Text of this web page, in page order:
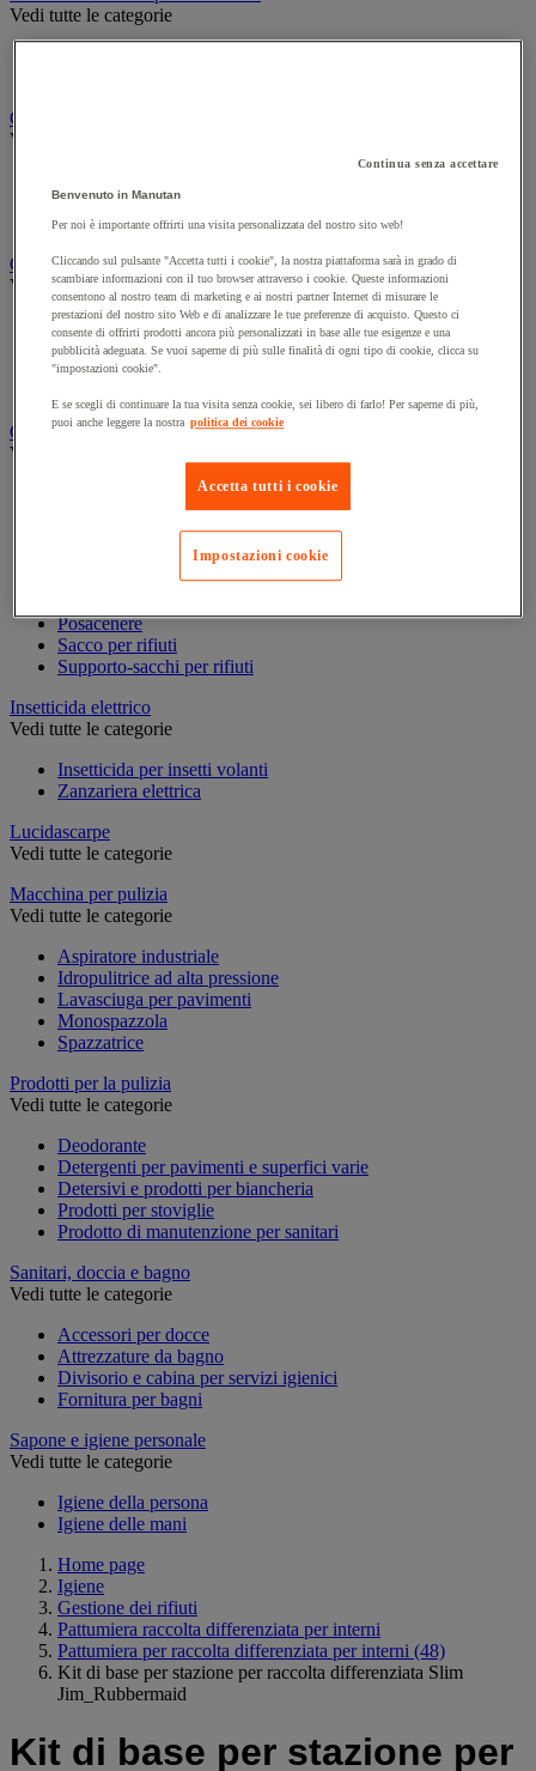
Vedi tutte le categorie
Carrello e secchio per pulizie
Vedi tutte le categorie
Carrello per pulizie
Secchio per pulizie
Carta igienica e fazzoletti
Vedi tutte le categorie
Distributore di carta igienica
Fazzoletti di carta
Rotolo formato maxi
Gestione dei rifiuti
Vedi tutte le categorie
Pattumiera per interni ed esterni
Pattumiera per la raccolta differenziata e contenitore da
Posacenere
Sacco per rifiuti
Supporto-sacchi per rifiuti
Insetticida elettrico
Vedi tutte le categorie
Insetticida per insetti volanti
Zanzariera elettrica
Lucidascarpe
Vedi tutte le categorie
Macchina per pulizia
Vedi tutte le categorie
Aspiratore industriale
Idropulitrice ad alta pressione
Lavasciuga per pavimenti
Monospazzola
Spazzatrice
Prodotti per la pulizia
Vedi tutte le categorie
Deodorante
Detergenti per pavimenti e superfici varie
Detersivi e prodotti per biancheria
Prodotti per stoviglie
Prodotto di manutenzione per sanitari
Sanitari, doccia e bagno
Vedi tutte le categorie
Accessori per docce
Attrezzature da bagno
Divisorio e cabina per servizi igienici
Fornitura per bagni
Sapone e igiene personale
Vedi tutte le categorie
Igiene della persona
Igiene delle mani
Home page
Igiene
Gestione dei rifiuti
Pattumiera raccolta differenziata per interni
Pattumiera per raccolta differenziata per interni (48)
Kit di base per stazione per raccolta differenziata Slim
Jim_Rubbermaid
Kit di base per stazione per
Continua senza accettare
Benvenuto in Manutan
Per noi è importante offrirti una visita personalizzata del nostro sito web!
Cliccando sul pulsante "Accetta tutti i cookie", la nostra piattaforma sarà in grado di
scambiare informazioni con il tuo browser attraverso i cookie. Queste informazioni
consentono al nostro team di marketing e ai nostri partner Internet di misurare le
prestazioni del nostro sito Web e di analizzare le tue preferenze di acquisto. Questo ci
consente di offrirti prodotti ancora più personalizzati in base alle tue esigenze e una
pubblicità adeguata. Se vuoi saperne di più sulle finalità di ogni tipo di cookie, clicca su
"impostazioni cookie".
E se scegli di continuare la tua visita senza cookie, sei libero di farlo! Per saperne di più,
puoi anche leggere la nostra politica dei cookie
Accetta tutti i cookie
Impostazioni cookie